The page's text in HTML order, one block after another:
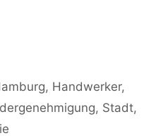
, Handwerker,
, Stadt,